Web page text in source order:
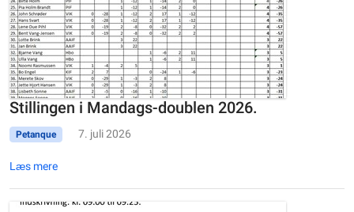
Stillingen i Mandags-doublen 2026.
Petanque 7. juli 2026
Læs mere